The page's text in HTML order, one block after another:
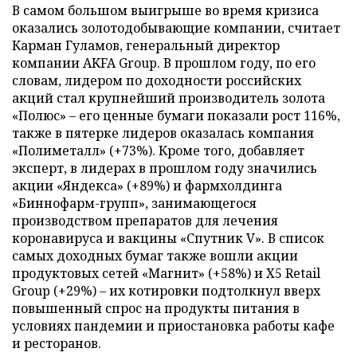
В самом большом выигрыше во время кризиса
оказались золотодобывающие компании, считает
Карман Гуламов, генеральный директор
компании AKFA Group. В прошлом году, по его
словам, лидером по доходности российских
акций стал крупнейший производитель золота
«Полюс» – его ценные бумаги показали рост 116%,
также в пятерке лидеров оказалась компания
«Полиметалл» (+73%). Кроме того, добавляет
эксперт, в лидерах в прошлом году значились
акции «Яндекса» (+89%) и фармхолдинга
«Биннофарм-групп», занимающегося
производством препаратов для лечения
коронавируса и вакцины «Спутник V». В список
самых доходных бумаг также вошли акции
продуктовых сетей «Магнит» (+58%) и Х5 Retail
Group (+29%) – их котировки подтолкнул вверх
повышенный спрос на продукты питания в
условиях пандемии и приостановка работы кафе
и ресторанов.